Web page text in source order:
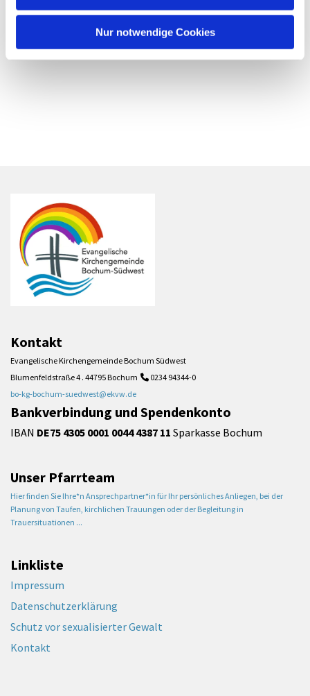
Nur notwendige Cookies
Kontakt
Evangelische Kirchengemeinde Bochum Südwest
Blumenfeldstraße 4 . 44795 Bochum  0234 94344-0
bo-kg-bochum-suedwest@ekvw.de
Bankverbindung und Spendenkonto
IBAN DE75 4305 0001 0044 4387 11 Sparkasse Bochum
Unser Pfarrteam
Hier finden Sie Ihre*n Ansprechpartner*in für Ihr persönliches Anliegen, bei der
Planung von Taufen, kirchlichen Trauungen oder der Begleitung in
Trauersituationen ...
Linkliste
Impressum
Datenschutzerklärung
Schutz vor sexualisierter Gewalt
Kontakt